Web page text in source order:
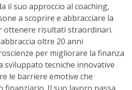
il suo approccio al coaching,
a scoprire e abbracciare la
ottenere risultati straordinari.
oltre 20 anni
per migliorare la finanza
sviluppato tecniche innovative
le barriere emotive che
finanziario. Il suo lavoro passa